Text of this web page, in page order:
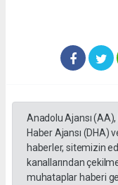
Anadolu Ajansı
Haber Ajansı (DHA)
haberler, sitemizin
kanallarından
muhataplar haberi